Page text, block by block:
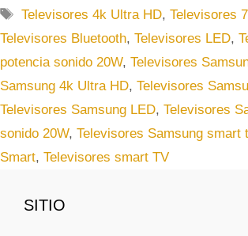
a
g
o
r
í
E
t
u
e
t
a
Televisores 4k Ultra HD,Televisores
Televisores Bluetooth, Televisores LED,
potencia sonido 20W, Televisores
Samsung 4k Ultra HD, Televisores
Televisores Samsung LED, Televisores
sonido 20W, Televisores Samsung smart
Smart, Televisores smart TV
SITIO